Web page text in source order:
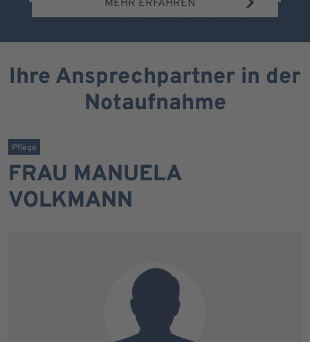
MEHR ERFAHREN
Ihre Ansprechpartner in der
Notaufnahme
Pflege
FRAU MANUELA
VOLKMANN